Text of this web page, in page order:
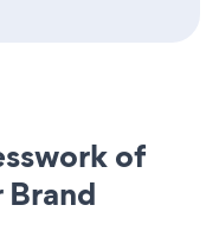
of
Brand